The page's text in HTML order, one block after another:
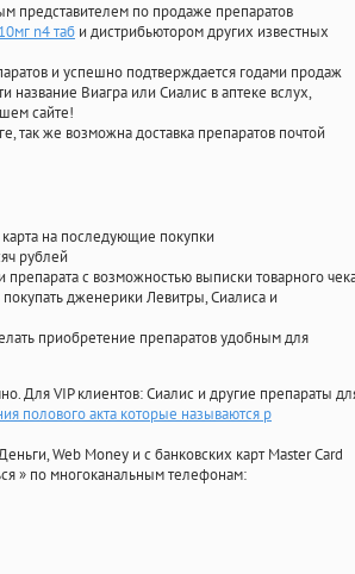
представителем по продаже препаратов
n4 таб и дистрибьютором других известных
и успешно подтверждается годами продаж
Виагра или Сиалис в аптеке вслух,
сайте!
так же возможна доставка препаратов почтой
на последующие покупки
рублей
с возможностью выписки товарного
дженерики Левитры, Сиалиса и
приобретение препаратов удобным для
Для VIP клиентов: Сиалис и другие препараты
полового акта которые называются p
Web Money и с банковских карт Master Card
» по многоканальным телефонам: